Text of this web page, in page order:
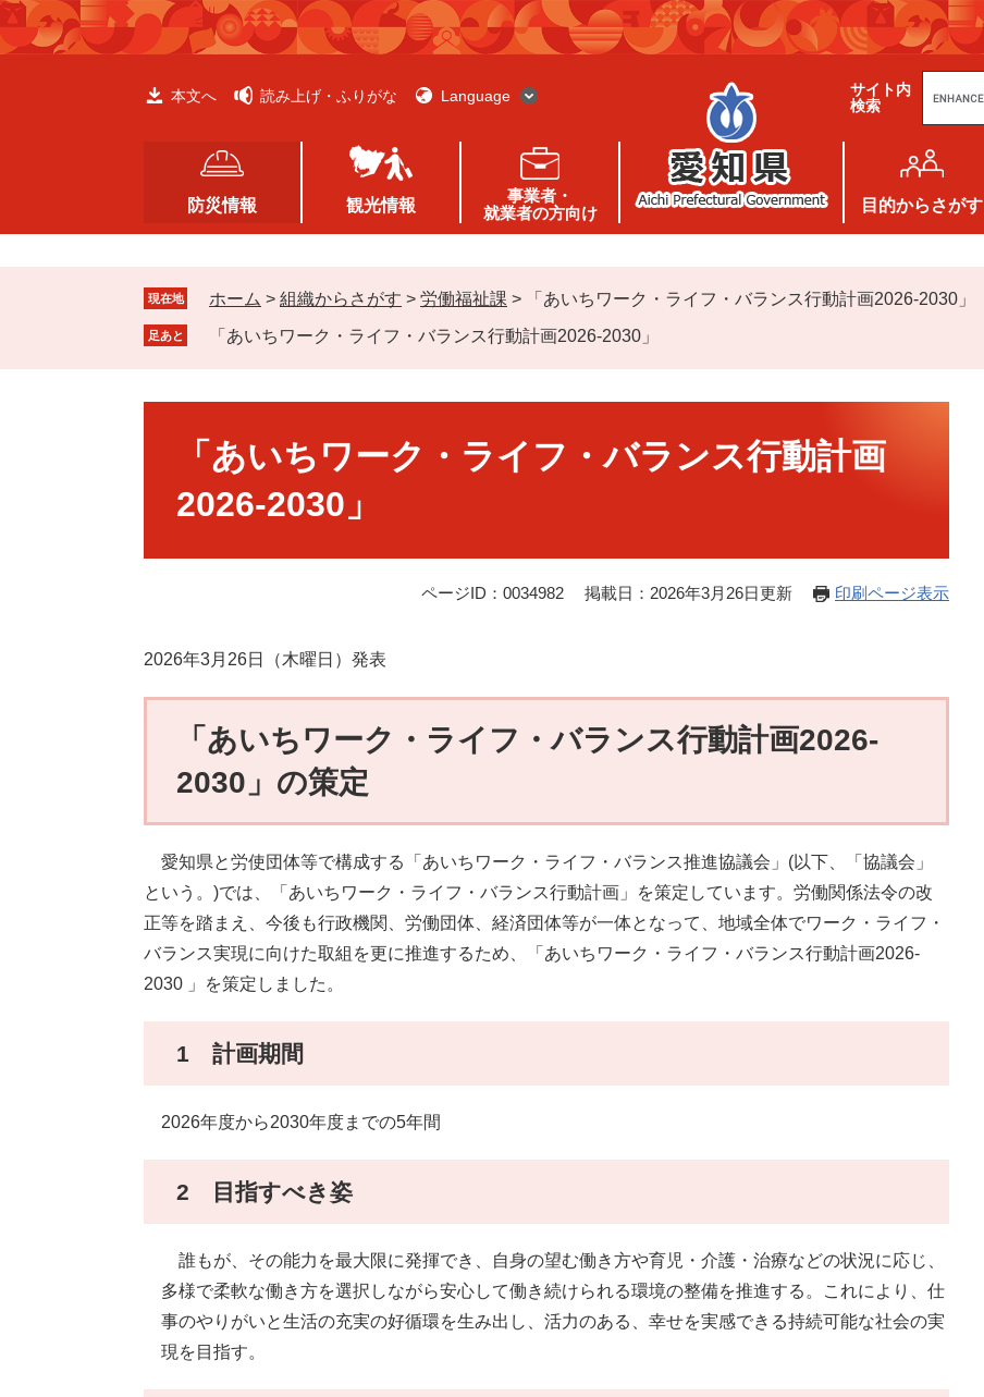
ペ
ー
メ
ニ
本文へ 読み上げ・ふりがな Language
サイト内
検索
g
e
カ
タ
ム
検
防災情報 観光情報
事業者・
就業者の方向け
目的からさがす
現在地 ホーム > 組織からさがす > 労働福祉課 > 「あいちワーク・ライフ・バランス行動計画2026-2030」
足あと 「あいちワーク・ライフ・バランス行動計画2026-2030」
「あいちワーク・ライフ・バランス行動計画
2026-2030」
ページID：0034982 掲載日：2026年3月26日更新 印刷ページ表示
2026年3月26日（木曜日）発表
「あいちワーク・ライフ・バランス行動計画2026-
2030」の策定
愛知県と労使団体等で構成する「あいちワーク・ライフ・バランス推進協議会」(以下、「協議会」
という。)では、「あいちワーク・ライフ・バランス行動計画」を策定しています。労働関係法令の改
正等を踏まえ、今後も行政機関、労働団体、経済団体等が一体となって、地域全体でワーク・ライフ・
バランス実現に向けた取組を更に推進するため、「あいちワーク・ライフ・バランス行動計画2026-
2030 」を策定しました。
1 計画期間
2026年度から2030年度までの5年間
2 目指すべき姿
誰もが、その能力を最大限に発揮でき、自身の望む働き方や育児・介護・治療などの状況に応じ、
多様で柔軟な働き方を選択しながら安心して働き続けられる環境の整備を推進する。これにより、仕
事のやりがいと生活の充実の好循環を生み出し、活力のある、幸せを実感できる持続可能な社会の実
現を目指す。